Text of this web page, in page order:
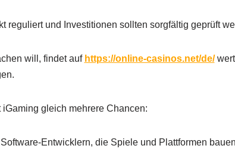
reguliert und Investitionen sollten sorgfältig geprüft
will, findet auf https://online-casinos.net/de/
iGaming gleich mehrere Chancen:
Entwicklern, die Spiele und Plattformen